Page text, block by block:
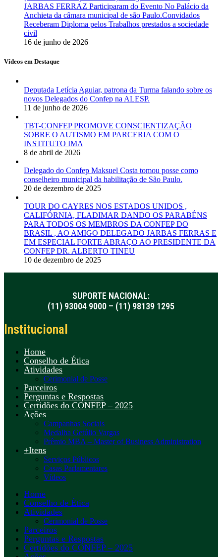
JARBAS FERRAZ Participaram do Evento No Palácio da
Anchieta da câmara municipal de são Paulo.Convidados
Receberam Diploma pelos Trabalhos prestados a sociedade
civil
16 de junho de 2026
Vídeos em Destaque
Deputada Letícia Aguiar, patrona da Turma falando sobre os
novos Delegados do Confep na ALESP.
11 de junho de 2026
TBT-CONFEP PROMOVE CONSCIENTIZAÇÃO
SOBRE O AUTISMO EM PARCERIA COM O
INSTITUTO IMA
8 de abril de 2026
Delegado do Confep Maksuel Costa tomou posse como
conselheiro municipal da habilitação de São Paulo.
20 de dezembro de 2025
TOUR DO CAYRES NOS ESTADOS UNIDOS ,
CALIFÓRNIA, FLADIMAR DANDO OS PARABÉNS
PARA TODOS OS MEMBROS DA CONFEP DO
BRASIL , AO AMIGO DELEGADO JARBAS FERRAS E
EM ESPECIAL FORTE ABRAÇO AO PRESIDENTE DA
CONFEP DR. ALBERTO TINEU
10 de dezembro de 2025
SUPORTE NACIONAL:
(11) 93004 9000 – (11) 98139 1295
Institucional
Home
Conselho de Ética
Atividades
Cerimonial de Posse
Parceiros
Perguntas e Respostas
Certidões do CONFEP – 2025
Ações
Campanhas Sociais
Medalha Getúlio Vargas
Prêmio MBA – Master of Business Administration
+Itens
Serviços Públicos
Casas Parlamentares
Vídeos
Home
Conselho de Ética
Atividades
Cerimonial de Posse
Parceiros
Perguntas e Respostas
Certidões do CONFEP – 2025